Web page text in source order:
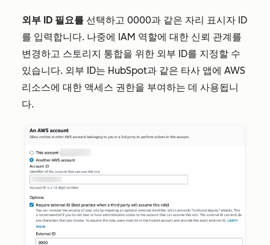
외부 ID 필요를 선택하고 0000과 같은 자리 표시자 ID
를 입력합니다. 나중에 IAM 역할에 대한 신뢰 관계를
변경하고 스토리지 통합을 위한 외부 ID를 지정할 수
있습니다. 외부 ID는 HubSpot과 같은 타사 앱에 AWS
리소스에 대한 액세스 권한을 부여하는 데 사용됩니
다.